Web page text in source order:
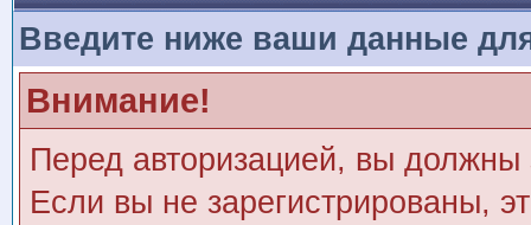
Введите ниже ваши данные
Внимание!
Перед авторизацией, вы должны
Если вы не зарегистрированы,